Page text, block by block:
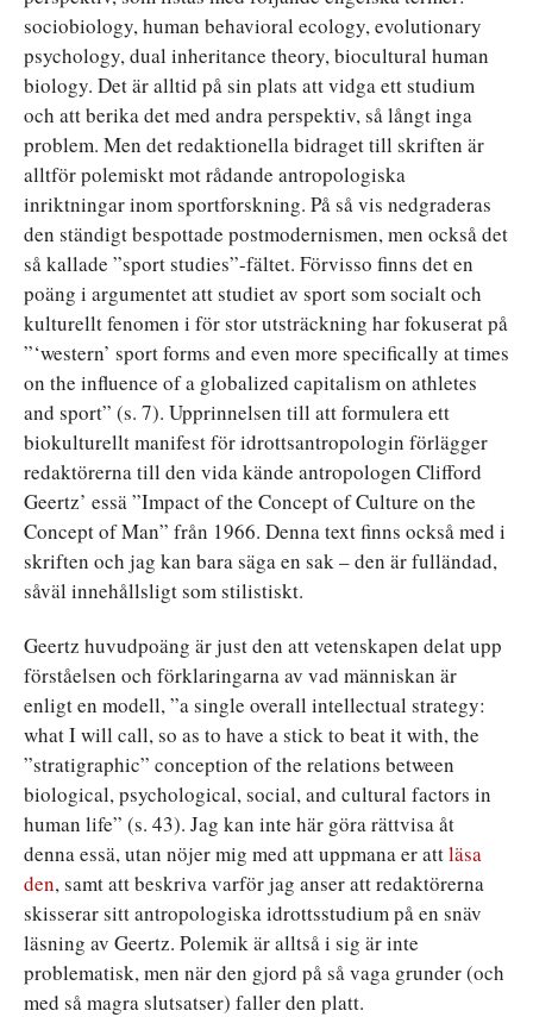
sociobiology, human behavioral ecology, evolutionary
psychology, dual inheritance theory, biocultural human
biology. Det är alltid på sin plats att vidga ett studium
och att berika det med andra perspektiv, så långt inga
problem. Men det redaktionella bidraget till skriften är
alltför polemiskt mot rådande antropologiska
inriktningar inom sportforskning. På så vis nedgraderas
den ständigt bespottade postmodernismen, men också det
så kallade ”sport studies”-fältet. Förvisso finns det en
poäng i argumentet att studiet av sport som socialt och
kulturellt fenomen i för stor utsträckning har fokuserat på
”‘western’ sport forms and even more specifically at times
on the influence of a globalized capitalism on athletes
and sport” (s. 7). Upprinnelsen till att formulera ett
biokulturellt manifest för idrottsantropologin förlägger
redaktörerna till den vida kände antropologen Clifford
Geertz’ essä ”Impact of the Concept of Culture on the
Concept of Man” från 1966. Denna text finns också med i
skriften och jag kan bara säga en sak – den är fulländad,
såväl innehållsligt som stilistiskt.
Geertz huvudpoäng är just den att vetenskapen delat upp
förståelsen och förklaringarna av vad människan är
enligt en modell, ”a single overall intellectual strategy:
what I will call, so as to have a stick to beat it with, the
”stratigraphic” conception of the relations between
biological, psychological, social, and cultural factors in
human life” (s. 43). Jag kan inte här göra rättvisa åt
denna essä, utan nöjer mig med att uppmana er attläsa
den, samt att beskriva varför jag anser att redaktörerna
skisserar sitt antropologiska idrottsstudium på en snäv
läsning av Geertz. Polemik är alltså i sig är inte
problematisk, men när den gjord på så vaga grunder (och
med så magra slutsatser) faller den platt.